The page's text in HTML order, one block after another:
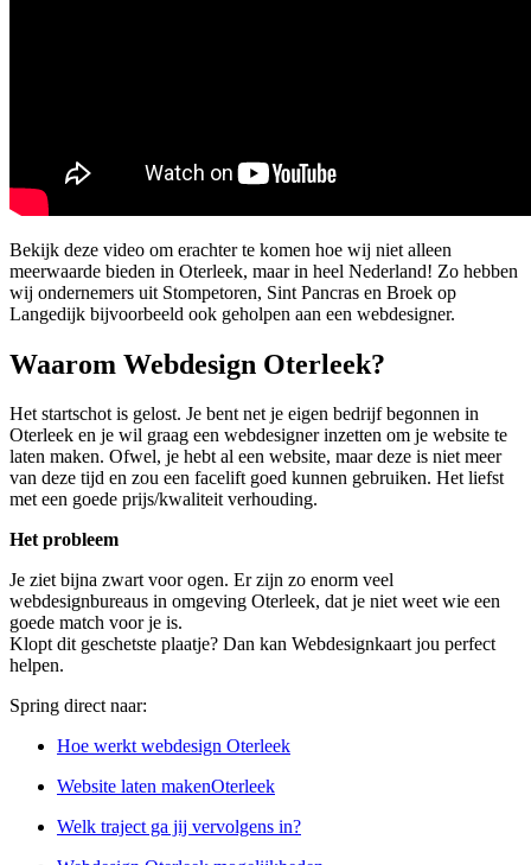
Bekijk deze video om erachter te komen hoe wij niet alleen
meerwaarde bieden in Oterleek, maar in heel Nederland! Zo hebben
wij ondernemers uit Stompetoren, Sint Pancras en Broek op
Langedijk bijvoorbeeld ook geholpen aan een webdesigner.
Waarom Webdesign Oterleek?
Het startschot is gelost. Je bent net je eigen bedrijf begonnen in
Oterleek en je wil graag een webdesigner inzetten om je website te
laten maken. Ofwel, je hebt al een website, maar deze is niet meer
van deze tijd en zou een facelift goed kunnen gebruiken. Het liefst
met een goede prijs/kwaliteit verhouding.
Het probleem
Je ziet bijna zwart voor ogen. Er zijn zo enorm veel
webdesignbureaus in omgeving Oterleek, dat je niet weet wie een
goede match voor je is.
Klopt dit geschetste plaatje? Dan kan Webdesignkaart jou perfect
helpen.
Spring direct naar:
Hoe werkt webdesign Oterleek
Website laten makenOterleek
Welk traject ga jij vervolgens in?